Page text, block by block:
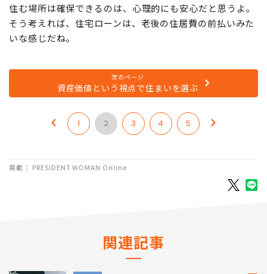
安はありますね……。
【パパ】 やはり老後に住居費が少ないとか、何かあっても
住む場所は確保できるのは、心理的にも安心だと思うよ。
いな感じだね。
次のページ
資産価値という視点で住まいを選ぶ